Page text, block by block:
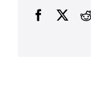
Facebook